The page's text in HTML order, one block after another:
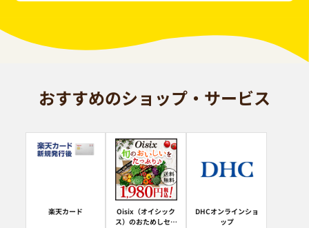
おすすめのショップ・サービス
楽天カード
Oisix（オイシック
ス）のおためしセッ
DHCオンラインショ
ップ